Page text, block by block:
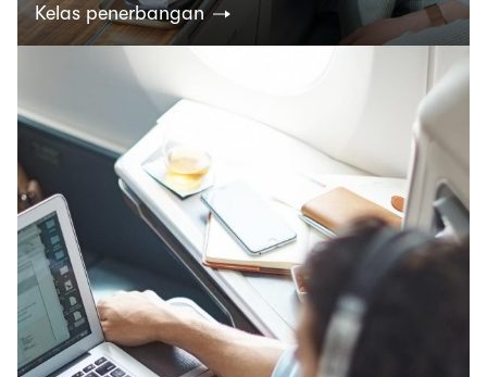
Kelas penerbangan